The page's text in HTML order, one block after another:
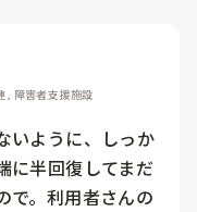
, 障害者支援施設
いように、しっか
に半回復してまだ
で。利用者さんの